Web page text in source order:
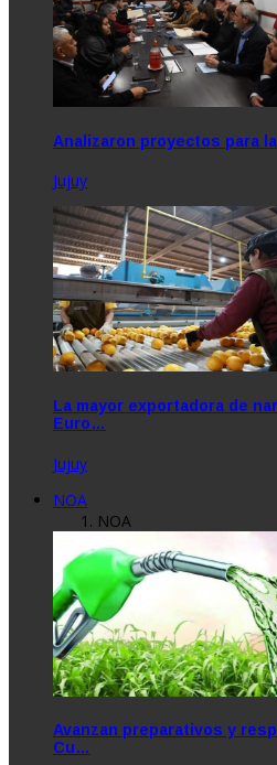
Analizaron proyectos para
Jujuy
La mayor exportadora de
Euro…
Jujuy
NOA
NOA
Avanzan preparativos y
Cu…